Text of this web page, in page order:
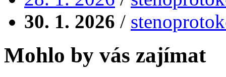
30. 1. 2026 /
Mohlo by vás zajímat